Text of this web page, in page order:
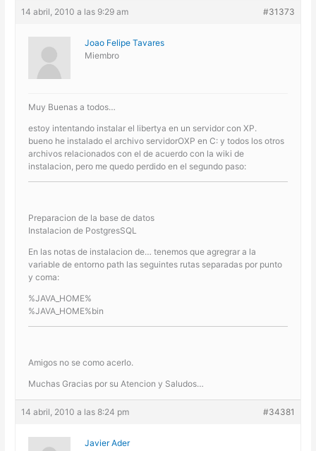
14 abril, 2010 a las 9:29 am #31373
Joao Felipe Tavares
Miembro
Muy Buenas a todos…
estoy intentando instalar el libertya en un servidor con XP.
bueno he instalado el archivo servidorOXP en C: y todos los otros
archivos relacionados con el de acuerdo con la wiki de
instalacion, pero me quedo perdido en el segundo paso:
Preparacion de la base de datos
Instalacion de PostgresSQL
En las notas de instalacion de… tenemos que agregrar a la
variable de entorno path las seguintes rutas separadas por punto
y coma:
%JAVA_HOME%
%JAVA_HOME%bin
Amigos no se como acerlo.
Muchas Gracias por su Atencion y Saludos…
14 abril, 2010 a las 8:24 pm #34381
Javier Ader